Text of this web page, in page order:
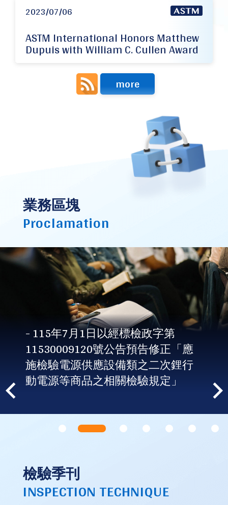
2023/07/06
ASTM International Honors Matthew
Dupuis with William C. Cullen Award
more
業務區塊
Proclamation
115年7月1日以經標檢政字第
號公告預告修正「應
檢驗電源供應設備類之二次鋰行
電源等商品之相關檢驗規定」
檢驗季刊
INSPECTION TECHNIQUE